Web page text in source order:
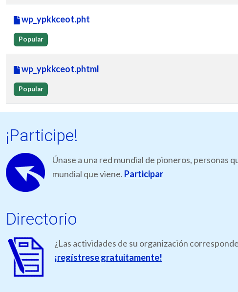
wp_ypkkceot.pht
Popular
wp_ypkkceot.phtml
Popular
¡Participe!
Únase a una red mundial de pioneros, personas
mundial que viene. Participar
Directorio
¿Las actividades de su organización
¡regístrese gratuitamente!